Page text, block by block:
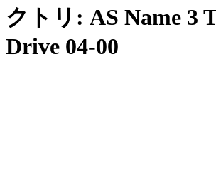
クトリ: AS Name 3
Drive 04-00